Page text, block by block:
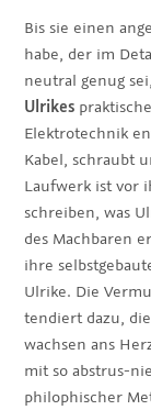
Bis sie einen
habe, der im
neutral genug
Ulrikes
Elektrotechnik
Kabel, schraubt
Laufwerk ist vor
schreiben, was
des Machbaren
ihre
Ulrike. Die
tendiert dazu,
wachsen ans
mit so abstrus-
philophischer